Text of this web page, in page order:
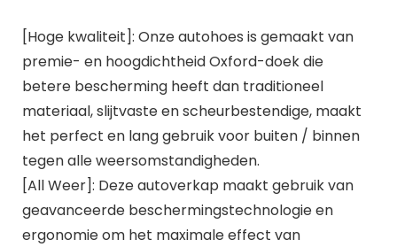
[Hoge kwaliteit]: Onze autohoes is gemaakt van
premie- en hoogdichtheid Oxford-doek die
betere bescherming heeft dan traditioneel
materiaal, slijtvaste en scheurbestendige, maakt
het perfect en lang gebruik voor buiten / binnen
tegen alle weersomstandigheden.
[All Weer]: Deze autoverkap maakt gebruik van
geavanceerde beschermingstechnologie en
ergonomie om het maximale effect van